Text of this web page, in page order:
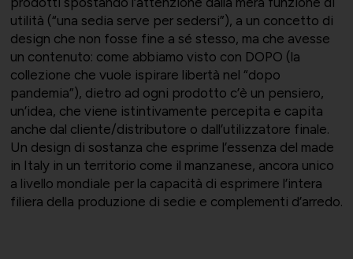
utilità (“una sedia serve per sedersi”), a un concetto di
design che non fosse fine a sé stesso, ma che avesse
un contenuto: come abbiamo visto con DOPO (la
collezione che vuole ispirare libertà nel “dopo
pandemia”), dietro ad ogni prodotto c’è un pensiero,
un’idea, che viene istintivamente percepita e capita
anche dal cliente/distributore o dall’utilizzatore finale.
Un design di sostanza che esprime l’essenza del made
in Italy in un territorio come il manzanese, ancora unico
a livello mondiale per la capacità di esprimere l’intera
filiera della produzione di sedie e complementi d’arredo.
Associarsi
Momenti di vita associativa
UNIONSERVIZI
Varie